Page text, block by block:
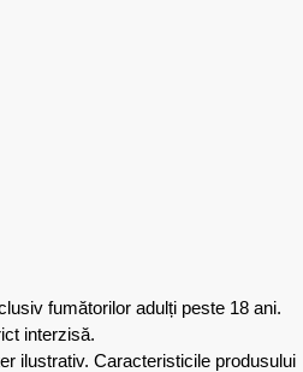
fumătorilor adulți peste 18 ani.
interzisă.
ilustrativ. Caracteristicile produsului